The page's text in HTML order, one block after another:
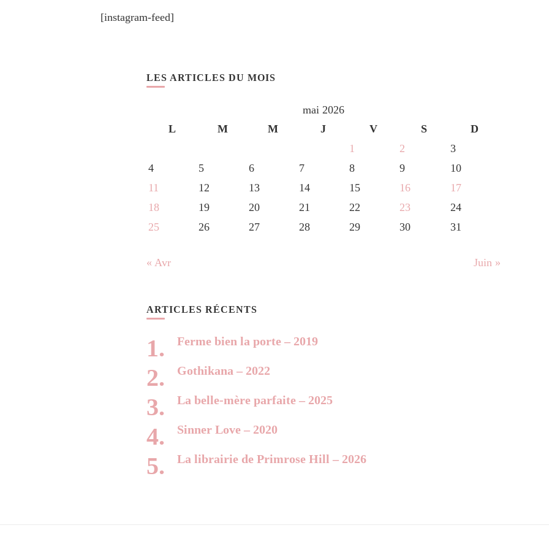
[instagram-feed]
LES ARTICLES DU MOIS
mai 2026
L
M M J V S
D
1
2
3
4
5 6 7 8 9
10
11
12 13 14 15 16
17
18
19 20 21 22 23
24
25
26 27 28 29 30 31
« Avr Juin »
ARTICLES RÉCENTS
Ferme bien la porte – 2019
Gothikana – 2022
La belle-mère parfaite – 2025
Sinner Love – 2020
La librairie de Primrose Hill – 2026